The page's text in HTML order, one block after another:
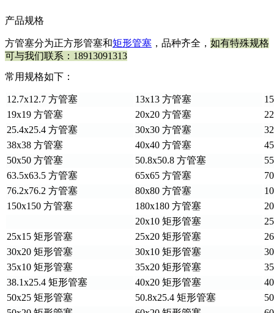
产品规格
方管塞分为正方形管塞和矩形管塞 ，品种齐全， 如有特殊规格
可与我们联系：18913091313
常用规格如下：
12.7x12.7 方管塞 13x13 方管塞
19x19 方管塞
20x20 方管塞
25.4x25.4 方管塞
30x30 方管塞
38x38 方管塞
40x40 方管塞
50x50 方管塞
50.8x50.8 方管塞
63.5x63.5 方管塞
65x65 方管塞
76.2x76.2 方管塞
80x80 方管塞
150x150 方管塞
180x180 方管塞
20x10 矩形管塞
25x15 矩形管塞
25x20 矩形管塞
30x20 矩形管塞
30x10 矩形管塞
35x10 矩形管塞
35x20 矩形管塞
38.1x25.4 矩形管塞
40x20 矩形管塞
50x25 矩形管塞
50.8x25.4 矩形管塞